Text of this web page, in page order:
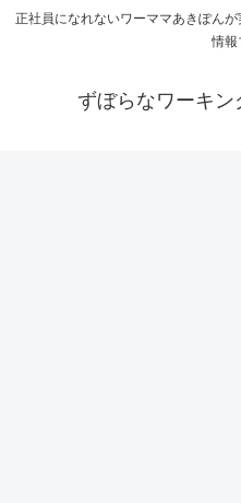
正社員になれないワーママあきぽん
情報
ずぼらなワーキ